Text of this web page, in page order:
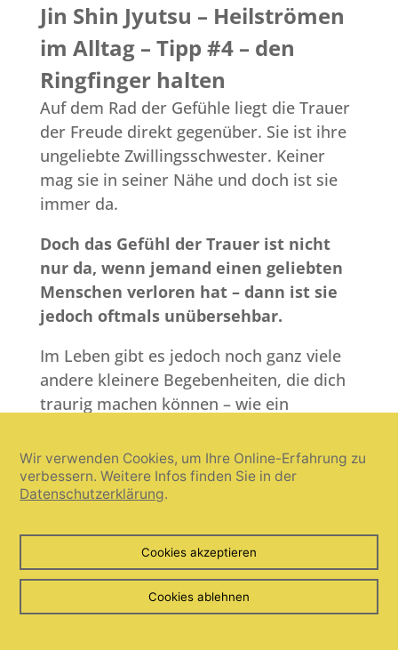
Jin Shin Jyutsu – Heilströmen
im Alltag – Tipp #4 – den
Ringfinger halten
Auf dem Rad der Gefühle liegt die Trauer
der Freude direkt gegenüber. Sie ist ihre
ungeliebte Zwillingsschwester. Keiner
mag sie in seiner Nähe und doch ist sie
immer da.
Doch das Gefühl der Trauer ist nicht
nur da, wenn jemand einen geliebten
Menschen verloren hat – dann ist sie
jedoch oftmals unübersehbar.
Im Leben gibt es jedoch noch ganz viele
andere kleinere Begebenheiten, die dich
traurig machen können – wie ein
Gelegenheit, eine zerplatzte Hoffnung,
eine unerwiderte Liebe, der Verlust einer
Freundschaft, eines Arbeitsplatzes, die
Heilströmen im Alltag: den
Wir verwenden Cookies, um Ihre Online-Erfahrung zu
verbessern. Weitere Infos finden Sie in der
Datenschutzerklärung.
Cookies akzeptieren
Cookies ablehnen